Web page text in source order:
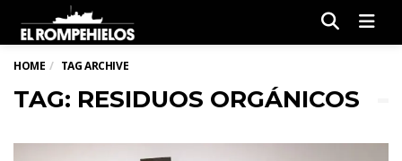
HOME TAG ARCHIVE
TAG: RESIDUOS ORGÁNICOS